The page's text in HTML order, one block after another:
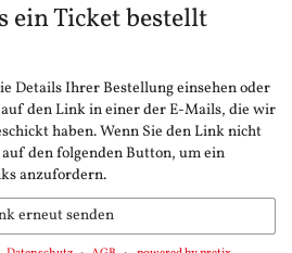
ein Ticket bestellt
Details Ihrer Bestellung einsehen oder
den Link in einer der E-Mails, die wir
haben. Wenn Sie den Link nicht
den folgenden Button, um ein
anzufordern.
erneut senden